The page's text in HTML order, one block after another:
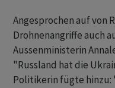
Angesprochen auf von
Drohnenangriffe auch
Aussenministerin
"Russland hat die
Politikerin fügte hinzu: